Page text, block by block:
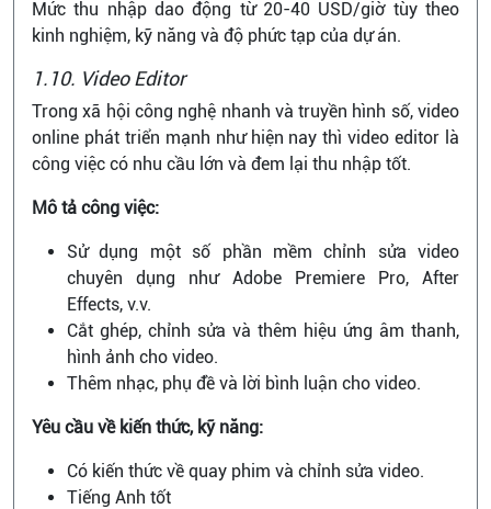
Mức thu nhập dao động từ 20-40 USD/giờ tùy theo
kinh nghiệm, kỹ năng và độ phức tạp của dự án.
1.10. Video Editor
Trong xã hội công nghệ nhanh và truyền hình số, video
online phát triển mạnh như hiện nay thì video editor là
công việc có nhu cầu lớn và đem lại thu nhập tốt.
Mô tả công việc:
Sử dụng một số phần mềm chỉnh sửa video
chuyên dụng như Adobe Premiere Pro, After
Effects, v.v.
Cắt ghép, chỉnh sửa và thêm hiệu ứng âm thanh,
hình ảnh cho video.
Thêm nhạc, phụ đề và lời bình luận cho video.
Yêu cầu về kiến thức, kỹ năng:
Có kiến thức về quay phim và chỉnh sửa video.
Tiếng Anh tốt